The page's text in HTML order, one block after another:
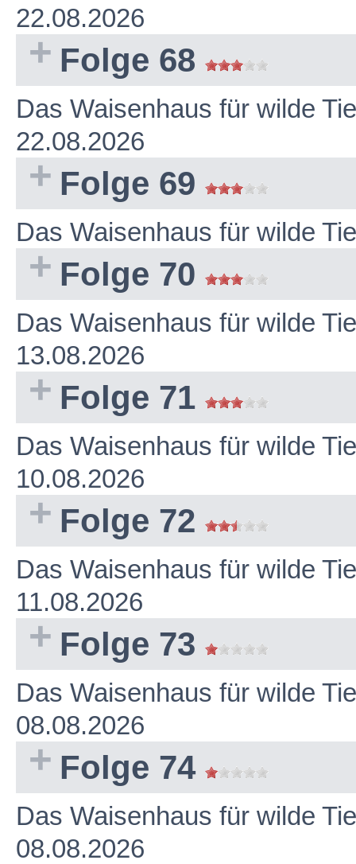
22.08.2026
Folge 68
Das Waisenhaus für wilde
22.08.2026
Folge 69
Das Waisenhaus für wilde
Folge 70
Das Waisenhaus für wilde
13.08.2026
Folge 71
Das Waisenhaus für wilde
10.08.2026
Folge 72
Das Waisenhaus für wilde
11.08.2026
Folge 73
Das Waisenhaus für wilde
08.08.2026
Folge 74
Das Waisenhaus für wilde
08.08.2026